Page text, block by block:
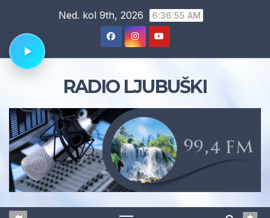
content
Ned. kol 9th, 2026 6:36:56 AM
RADIO LJUBUŠKI